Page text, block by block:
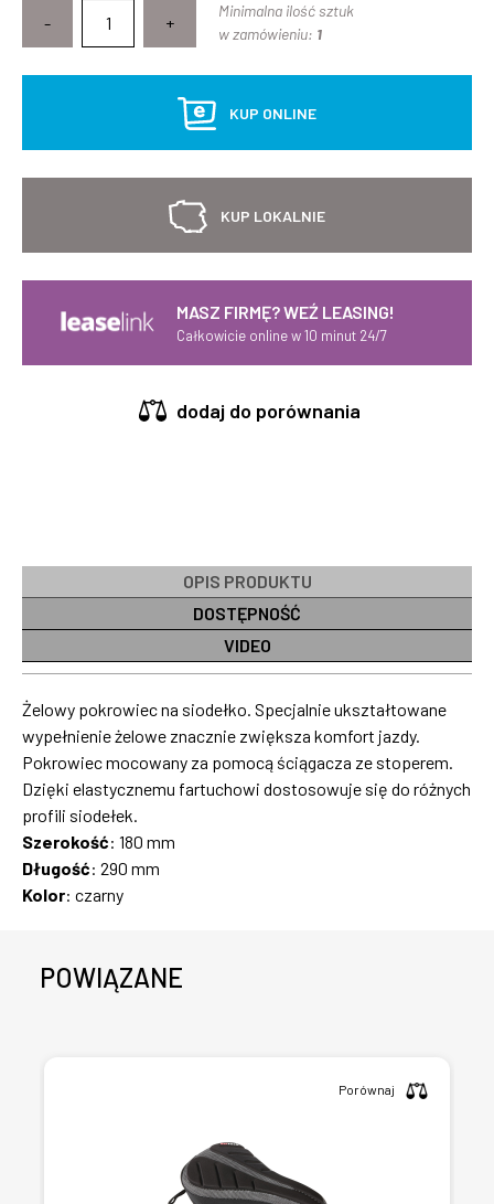
- +
Minimalna ilość sztuk
w zamówieniu: 1
KUP ONLINE
KUP LOKALNIE
MASZ FIRMĘ? WEŹ LEASING!
Całkowicie online w 10 minut 24/7
dodaj do porównania
OPIS PRODUKTU
DOSTĘPNOŚĆ
VIDEO
Żelowy pokrowiec na siodełko. Specjalnie ukształtowane
wypełnienie żelowe znacznie zwiększa komfort jazdy.
Pokrowiec mocowany za pomocą ściągacza ze stoperem.
Dzięki elastycznemu fartuchowi dostosowuje się do różnych
profili siodełek.
Szerokość: 180 mm
Długość: 290 mm
Kolor: czarny
POWIĄZANE
Porównaj